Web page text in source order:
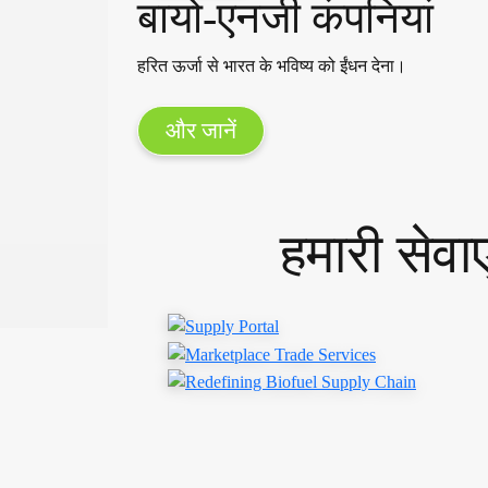
बायो-एनर्जी कंपनियां
हरित ऊर्जा से भारत के भविष्य को ईंधन देना।
और जानें
हमारी